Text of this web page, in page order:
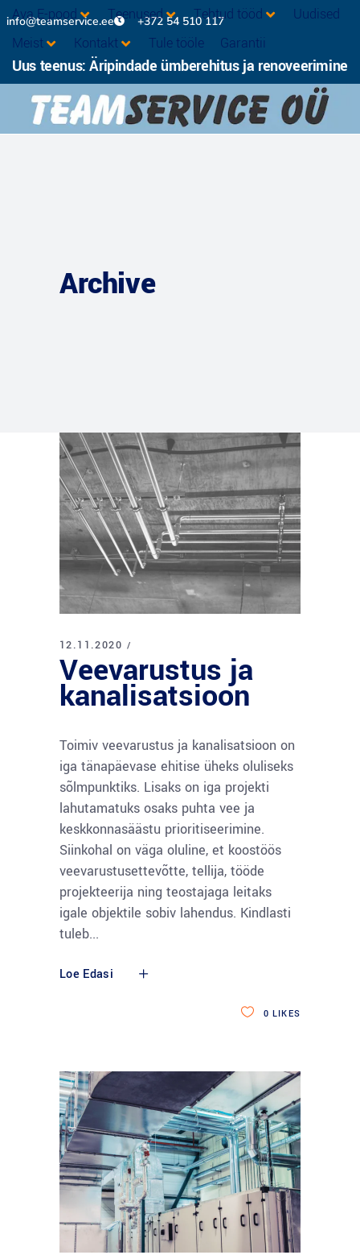
info@teamservice.ee +372 54 510 117
Ava E-pood Teenused Tehtud tööd
Uudised
Meist
Kontakt Tule tööle Garantii
Uus teenus: Äripindade ümberehitus ja renoveerimine
Archive
12.11.2020
Veevarustus ja
kanalisatsioon
Toimiv veevarustus ja kanalisatsioon on
iga tänapäevase ehitise üheks oluliseks
sõlmpunktiks. Lisaks on iga projekti
lahutamatuks osaks puhta vee ja
keskkonnasäästu prioritiseerimine.
Siinkohal on väga oluline, et koostöös
veevarustusettevõtte, tellija, tööde
projekteerija ning teostajaga leitaks
igale objektile sobiv lahendus. Kindlasti
tuleb
Loe Edasi
0 LIKES